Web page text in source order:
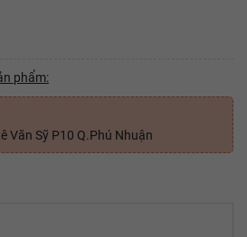
phẩm:
Văn Sỹ P10 Q.Phú Nhuận